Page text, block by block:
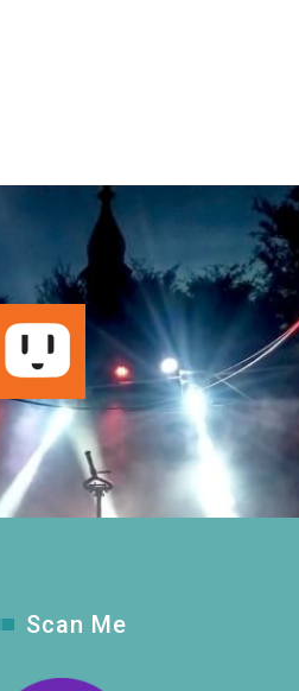
Scan Me